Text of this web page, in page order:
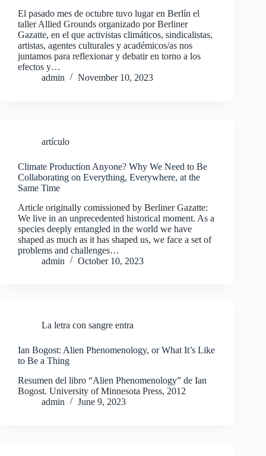
El pasado mes de octubre tuvo lugar en Berlín el
taller Allied Grounds organizado por Berliner
Gazatte, en el que activistas climáticos, sindicalistas,
artistas, agentes culturales y académicos/as nos
juntamos para reflexionar y debatir en torno a los
efectos y…
admin
November 10, 2023
artículo
Climate Production Anyone? Why We Need to Be
Collaborating on Everything, Everywhere, at the
Same Time
Article originally comissioned by Berliner Gazatte:
We live in an unprecedented historical moment. As a
species deeply entangled in the world we have
shaped as much as it has shaped us, we face a set of
problems and challenges…
admin
October 10, 2023
La letra con sangre entra
Ian Bogost: Alien Phenomenology, or What It’s Like
to Be a Thing
Resumen del libro “Alien Phenomenology” de Ian
Bogost. University of Minnesota Press, 2012
admin
June 9, 2023